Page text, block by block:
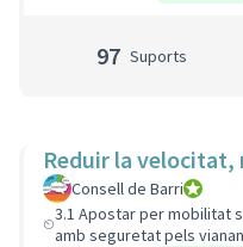
97 Suports
Reduir la
Consell de BarriConsell
3.1 Apostar per mobilitat
amb seguretat pels